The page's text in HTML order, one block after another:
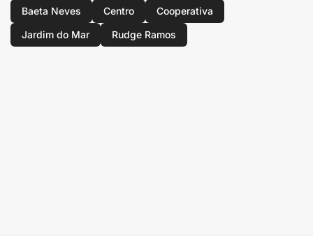
Baeta Neves Centro
Cooperativa
Jardim do Mar
Rudge Ramos